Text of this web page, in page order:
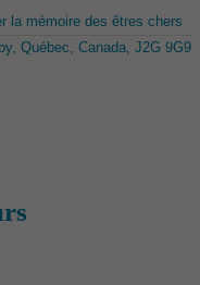
la mémoire des êtres chers
Québec, Canada, J2G 9G9